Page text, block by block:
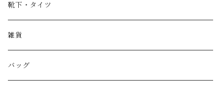
靴下・タイツ
雑貨
バッグ